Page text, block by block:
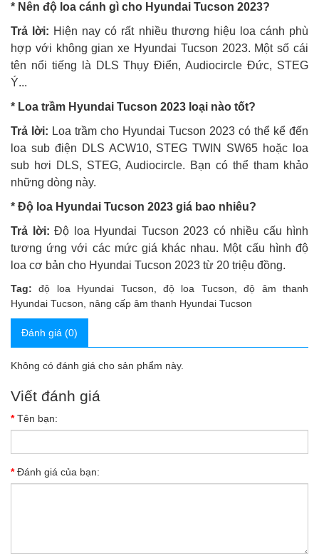
* Nên độ loa cánh gì cho Hyundai Tucson 2023?
Trả lời: Hiện nay có rất nhiều thương hiệu loa cánh phù
hợp với không gian xe Hyundai Tucson 2023. Một số cái
tên nổi tiếng là DLS Thụy Điển, Audiocircle Đức, STEG
Ý...
* Loa trầm Hyundai Tucson 2023 loại nào tốt?
Trả lời: Loa trầm cho Hyundai Tucson 2023 có thể kể đến
loa sub điện DLS ACW10, STEG TWIN SW65 hoặc loa
sub hơi DLS, STEG, Audiocircle. Bạn có thể tham khảo
những dòng này.
* Độ loa Hyundai Tucson 2023 giá bao nhiêu?
Trả lời: Độ loa Hyundai Tucson 2023 có nhiều cấu hình
tương ứng với các mức giá khác nhau. Một cấu hình độ
loa cơ bản cho Hyundai Tucson 2023 từ 20 triệu đồng.
Tag: độ loa Hyundai Tucson ,độ loa Tucson ,độ âm thanh
Hyundai Tucson
nâng cấp âm thanh Hyundai Tucson
Đánh giá (0)
Không có đánh giá cho sản phẩm này.
Viết đánh giá
Tên bạn:
Đánh giá của bạn: